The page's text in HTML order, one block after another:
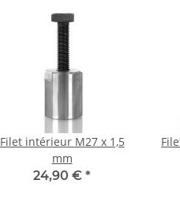
Filet intérieur M27 x 1,5
mm
24,90 € *
Filet